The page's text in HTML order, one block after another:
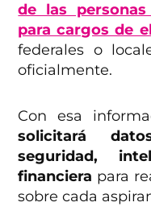
de las
para cargos de
federales o
oficialmente.
Con esa
solicitará
seguridad,
financiera para
sobre cada